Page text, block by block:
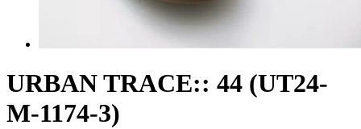
URBAN TRACE:: 44 (UT24-
M-1174-3)